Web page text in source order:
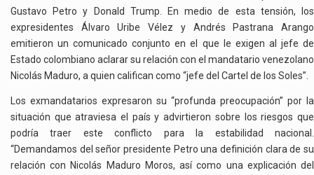
UNIDOS
Gustavo Petro y Donald Trump. En medio de esta tensión, los
expresidentes Álvaro Uribe Vélez y Andrés Pastrana Arango
emitieron un comunicado conjunto en el que le exigen al jefe de
Estado colombiano aclarar su relación con el mandatario venezolano
Nicolás Maduro, a quien califican como “jefe del Cartel de los Soles”.
Los exmandatarios expresaron su “profunda preocupación” por la
situación que atraviesa el país y advirtieron sobre los riesgos que
podría traer este conflicto para la estabilidad nacional.
“Demandamos del señor presidente Petro una definición clara de su
relación con Nicolás Maduro Moros, así como una explicación del